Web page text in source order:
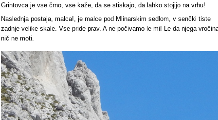
Grintovca je vse črno, vse kaže, da se stiskajo, da lahko stojijo na vrhu!
Naslednja postaja, malca!, je malce pod Mlinarskim sedlom, v senčki tiste
zadnje velike skale. Vse pride prav. A ne počivamo le mi! Le da njega
nič ne moti.